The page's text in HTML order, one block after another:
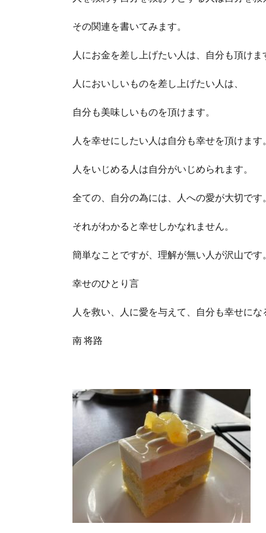
その関連を書いてみます。
人にお金を差し上げたい人は、自分も頂けま
人においしいものを差し上げたい人は、
自分も美味しいものを頂けます。
人を幸せにしたい人は自分も幸せを頂けます。
人をいじめる人は自分がいじめられます。
全ての、自分の為には、人への愛が大切です。
それがわかると幸せしかなれません。
簡単なことですが、理解が無い人が沢山です。
幸せのひとり言
人を救い、人に愛を与えて、自分も幸せにな
南 将路